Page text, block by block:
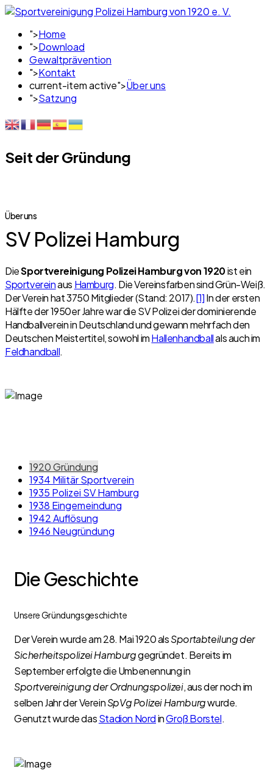
">Home
">Download
Gewaltprävention
">Kontakt
current-item active">Über uns
">Satzung
Seit der Gründung
Über uns
SV Polizei Hamburg
DieSportvereinigung Polizei Hamburg von 1920ist ein
Sportvereinaus Hamburg. Die Vereinsfarben sind Grün-Weiß.
Der Verein hat 3750 Mitglieder (Stand: 2017).[1]In der ersten
Hälfte der 1950er Jahre war die SV Polizei der dominierende
Handballverein in Deutschland und gewann mehrfach den
Deutschen Meistertitel, sowohl imHallenhandballals auch im
Feldhandball.
1920Gründung
1934 Militär Sportverein
1935 Polizei SV Hamburg
1938 Eingemeindung
1942Auflösung
1946 Neugründung
Die Geschichte
Unsere Gründungsgeschichte
Der Verein wurde am 28. Mai 1920 alsSportabteilung der
Sicherheitspolizei Hamburggegründet. Bereits im
September erfolgte die Umbenennung in
Sportvereinigung der Ordnungspolizei, aus der noch im
selben Jahr der VereinSpVg Polizei Hamburgwurde.
Genutzt wurde dasStadion NordinGroß Borstel.